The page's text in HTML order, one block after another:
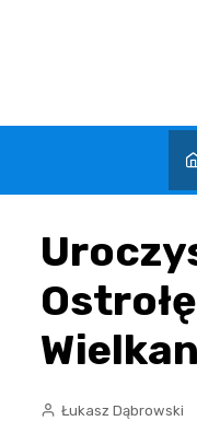
Łukasz Dąbrowski